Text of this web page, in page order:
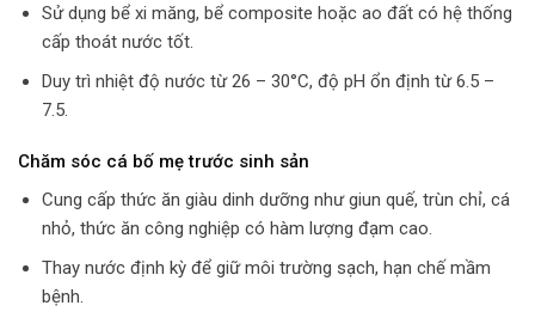
Sử dụng bể xi măng, bể composite hoặc ao đất có hệ thống
cấp thoát nước tốt.
Duy trì nhiệt độ nước từ 26 – 30°C, độ pH ổn định từ 6.5 –
7.5.
Chăm sóc cá bố mẹ trước sinh sản
Cung cấp thức ăn giàu dinh dưỡng như giun quế, trùn chỉ, cá
nhỏ, thức ăn công nghiệp có hàm lượng đạm cao.
Thay nước định kỳ để giữ môi trường sạch, hạn chế mầm
bệnh.